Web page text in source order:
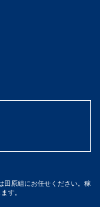
田原組にお任せください。稼
す。